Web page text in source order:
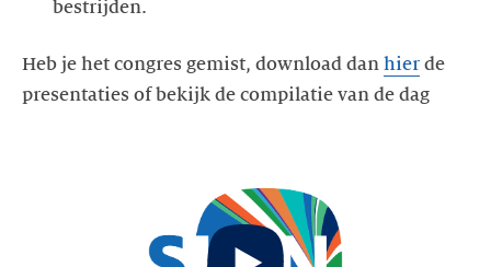
bestrijden.
Heb je het congres gemist, download dan hier de
presentaties of bekijk de compilatie van de dag
Start